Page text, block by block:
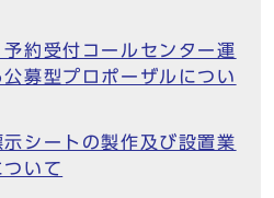
約受付コールセンター運
募型プロポーザルについ
シートの製作及び設置業
いて